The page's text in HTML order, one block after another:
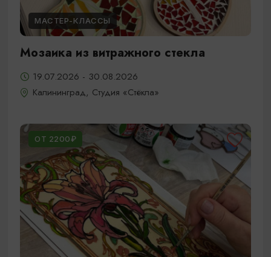
МАСТЕР-КЛАССЫ
Мозаика из витражного стекла
19.07.2026 - 30.08.2026
Калининград, Студия «Стёкла»
ОТ 2200₽